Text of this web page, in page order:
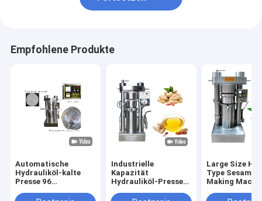
Empfohlene Produkte
Automatische
Hydrauliköl-kalte
Presse 96
Presse-Maschine 60
Industrielle
Kapazität
Hydrauliköl-Presse-
Erdnussöl Presser
Large Size
Type Sesame
Making
Avocado